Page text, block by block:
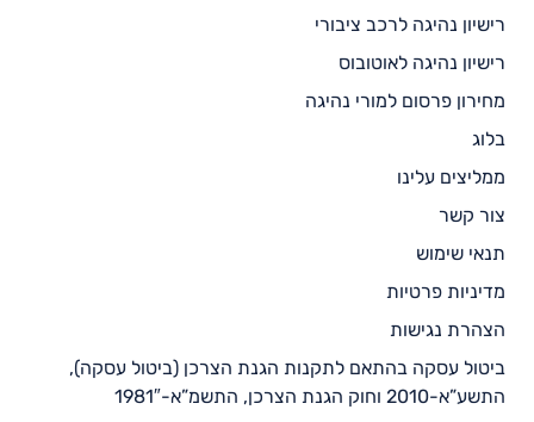
רישיון נהיגה לרכב ציבורי
רישיון נהיגה לאוטובוס
מחירון פרסום למורי נהיגה
בלוג
ממליצים עלינו
צור קשר
תנאי שימוש
מדיניות פרטיות
הצהרת נגישות
ביטול עסקה בהתאם לתקנות הגנת הצרכן (ביטול עסקה),
התשע”א-2010 וחוק הגנת הצרכן, התשמ”א-1981″